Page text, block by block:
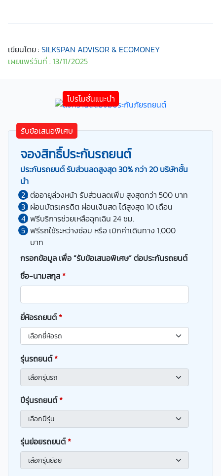
เขียนโดย : SILKSPAN ADVISOR & ECOMONEY
เผยแพร่วันที่ : 13/11/2025
รับข้อเสนอพิเศษ
จองสิทธิ์ประกันรถยนต์
ประกันรถยนต์ รับส่วนลดสูงสุด 30% กว่า 20 บริษัทชั้น
นำ
ต่ออายุล่วงหน้า รับส่วนลดเพิ่ม สูงสุดกว่า 500 บาท
ผ่อนบัตรเครดิต ผ่อนเงินสด ได้สูงสุด 10 เดือน
ฟรีบริการช่วยเหลือฉุกเฉิน 24 ชม.
ฟรีรถใช้ระหว่างซ่อม หรือ เบิกค่าเดินทาง 1,000
บาท
กรอกข้อมูล เพื่อ “รับข้อเสนอพิเศษ” ต่อประกันรถยนต์
ชื่อ-นามสกุล*
ยี่ห้อรถยนต์*
รุ่นรถยนต์*
ปีรุ่นรถยนต์*
รุ่นย่อยรถยนต์*